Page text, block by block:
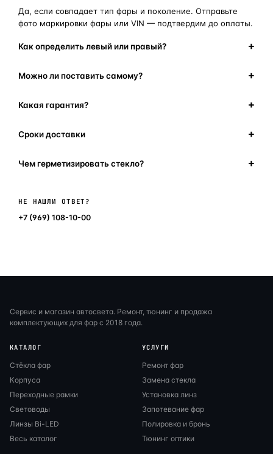
Да, если совпадает тип фары и поколение. Отправьте
фото маркировки фары или VIN — подтвердим до оплаты.
Как определить левый или правый?
Можно ли поставить самому?
Какая гарантия?
Сроки доставки
Чем герметизировать стекло?
НЕ НАШЛИ ОТВЕТ?
+7 (969) 108-10-00
Сервис и магазин автосвета. Ремонт, тюнинг и продажа
комплектующих для фар с 2018 года.
КАТАЛОГ
Стёкла фар
Корпуса
Переходные рамки
Световоды
Линзы Bi-LED
Весь каталог
УСЛУГИ
Ремонт фар
Замена стекла
Установка линз
Запотевание фар
Полировка и бронь
Тюнинг оптики